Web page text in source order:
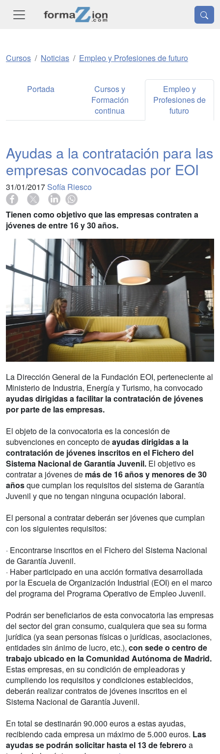
Cursos Noticias Empleo y Profesiones de futuro
Portada
Cursos y
Formación
continua
Empleo y
Profesiones de
futuro
Ayudas a la contratación para las
empresas convocadas por EOI
31/01/2017 Sofía Riesco
Tienen como objetivo que las empresas contraten a
jóvenes de entre 16 y 30 años.
La Dirección General de la Fundación EOI, perteneciente al
Ministerio de Industria, Energía y Turismo, ha convocado
ayudas dirigidas a facilitar la contratación de jóvenes
por parte de las empresas.
El objeto de la convocatoria es la concesión de
subvenciones en concepto deayudas dirigidas a la
contratación de jóvenes inscritos en el Fichero del
Sistema Nacional de Garantía Juvenil. El objetivo es
contratar a jóvenes de más de 16 años y menores de 30
añosque cumplan los requisitos del sistema de Garantía
Juvenil y que no tengan ninguna ocupación laboral.
El personal a contratar deberán ser jóvenes que cumplan
con los siguientes requisitos:
· Encontrarse inscritos en el Fichero del Sistema Nacional
de Garantía Juvenil.
· Haber participado en una acción formativa desarrollada
por la Escuela de Organización Industrial (EOI) en el marco
del programa del Programa Operativo de Empleo Juvenil.
Podrán ser beneficiarios de esta convocatoria las empresas
del sector del gran consumo, cualquiera que sea su forma
jurídica (ya sean personas físicas o jurídicas, asociaciones,
entidades sin ánimo de lucro, etc.), con sede o centro de
trabajo ubicado en la Comunidad Autónoma de Madrid.
Estas empresas, en su condición de empleadoras y
cumpliendo los requisitos y condiciones establecidos,
deberán realizar contratos de jóvenes inscritos en el
Sistema Nacional de Garantía Juvenil.
En total se destinarán 90.000 euros a estas ayudas,
recibiendo cada empresa un máximo de 5.000 euros. Las
ayudas se podrán solicitar hasta el 13 de febrero a